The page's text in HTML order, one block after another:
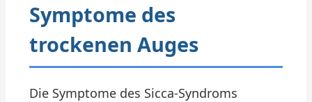
Symptome des
trockenen Auges
Die Symptome des Sicca-Syndroms